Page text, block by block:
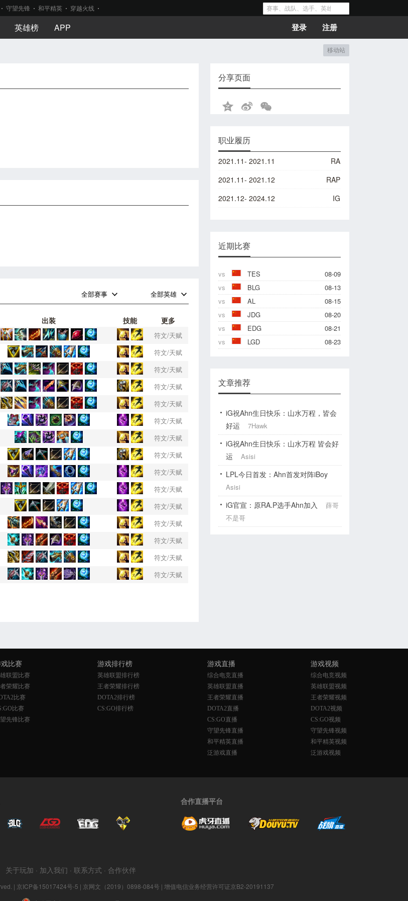
守望先锋 和平精英 穿越火线
英雄榜 APP 登录 注册
移动站
全部赛事 全部英雄
出装 技能 更多
符文/天赋
符文/天赋
符文/天赋
符文/天赋
符文/天赋
符文/天赋
符文/天赋
符文/天赋
符文/天赋
符文/天赋
符文/天赋
符文/天赋
符文/天赋
符文/天赋
符文/天赋
分享页面
职业履历
2021.11- 2021.11
RA
2021.11- 2021.12
RAP
2021.12- 2024.12
IG
近期比赛
vs TES
08-09
vs
BLG
08-13
vs
AL
08-15
vs
JDG
08-20
vs
EDG
08-21
vs
LGD 08-23
文章推荐
iG祝Ahn生日快乐：山水万程，皆会
好运
7Hawk
iG祝Ahn生日快乐：山水万程 皆会好
运
Asisi
LPL今日首发：Ahn首发对阵iBoy
Asisi
iG官宣：原RA.P选手Ahn加入
薛哥
不是哥
比赛
联盟比赛
荣耀比赛
比赛
比赛
先锋比赛
游戏排行榜
英雄联盟排行榜
王者荣耀排行榜
DOTA2排行榜
CS:GO排行榜
游戏直播
综合电竞直播
英雄联盟直播
王者荣耀直播
DOTA2直播
CS:GO直播
守望先锋直播
和平精英直播
泛游戏直播
游戏视频
综合电竞视频
英雄联盟视频
王者荣耀视频
DOTA2视频
CS:GO视频
守望先锋视频
和平精英视频
泛游戏视频
合作直播平台
关于玩加 · 加入我们 · 联系方式 · 合作伙伴
| 京ICP备15017424号-5 | 京网文（2019）0898-084号 | 增值电信业务经营许可证京B2-20191137